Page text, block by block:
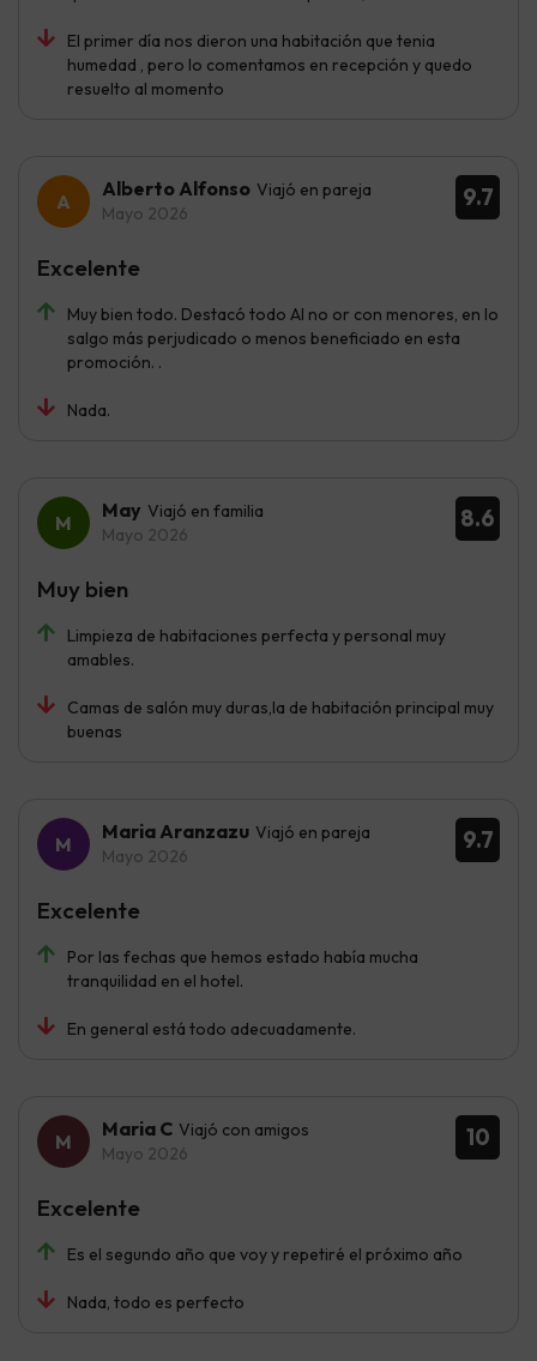
El primer día nos dieron una habitación que tenia
humedad , pero lo comentamos en recepción y quedo
resuelto al momento
9.7
Alberto Alfonso Viajó en pareja
Mayo 2026
Muy bien todo. Destacó todo Al no or con menores, en lo
salgo más perjudicado o menos beneficiado en esta
promoción. .
Nada.
Excelente
8.6
May Viajó en familia
Mayo 2026
Limpieza de habitaciones perfecta y personal muy
amables.
Camas de salón muy duras,la de habitación principal muy
buenas
Muy bien
9.7
Maria Aranzazu Viajó en pareja
Mayo 2026
Por las fechas que hemos estado había mucha
tranquilidad en el hotel.
En general está todo adecuadamente.
Excelente
10
Maria C Viajó con amigos
Mayo 2026
Es el segundo año que voy y repetiré el próximo año
Nada, todo es perfecto
Excelente